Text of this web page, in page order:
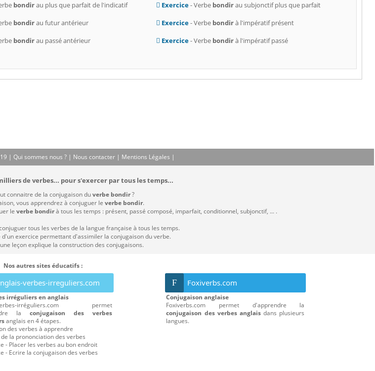
bondirau plus que parfait de l'indicatif
bondirau futur antérieur
bondirau passé antérieur
Exercice- Verbe bondirau subjonctif plus que parfait
Exercice- Verbe bondirà l'impératif présent
Exercice- Verbe bondirà l'impératif passé
| Qui sommes nous ? | Nous contacter | Mentions Légales |
de verbes... pour s'exercer par tous les temps...
connaitre de la conjugaison duverbe bondir?
vous apprendrez à conjuguer le verbe bondir.
le verbe bondirà tous les temps : présent, passé composé, imparfait, conditionnel, subjonctif, ... .
tous les verbes de la langue française à tous les temps.
exercice permettant d'assimiler la conjugaison du verbe.
leçon explique la construction des conjugaisons.
Nos autres sites éducatifs :
verbes-irreguliers.com
irréguliers en anglais
verbes-irréguliers.com permet
la conjugaison des verbes
anglais en 4 étapes.
des verbes à apprendre
la prononciation des verbes
- Placer les verbes au bon endroit
- Ecrire la conjugaison des verbes
F Foxiverbs.com
Conjugaison anglaise
Foxiverbs.com permet d'apprendre la
conjugaison des verbes anglaisdans plusieurs
langues.